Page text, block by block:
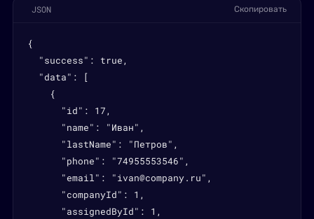
JSON Скопировать
{
  "success": true,
  "data": [
    {
      "id": 17,
      "name": "Иван",
      "lastName": "Петров",
      "phone": "74955553546",
      "email": "ivan@company.ru",
      "companyId": 1,
      "assignedById": 1,